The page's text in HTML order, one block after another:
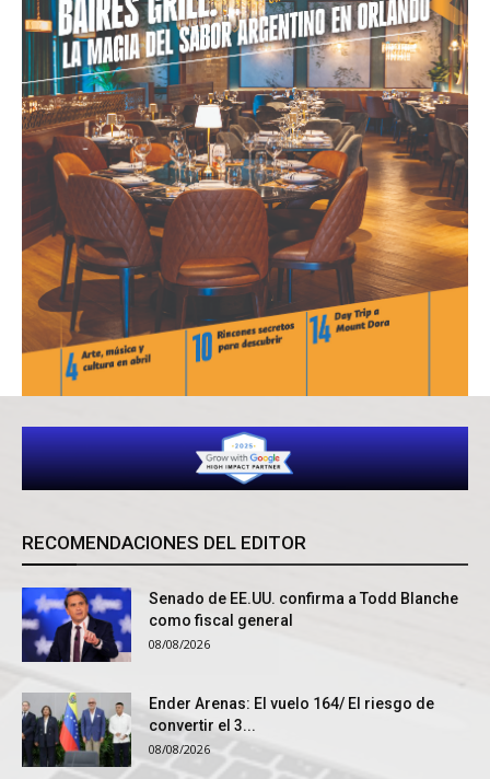
RECOMENDACIONES DEL EDITOR
Senado de EE.UU. confirma a Todd Blanche
como fiscal general
08/08/2026
Ender Arenas: El vuelo 164/ El riesgo de
convertir el 3...
08/08/2026